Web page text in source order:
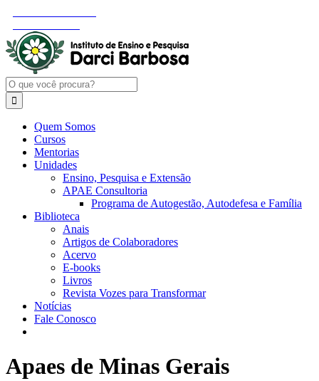
conteúdo
Buscar
resultados
para:
Quem Somos
Cursos
Mentorias
Unidades
Ensino, Pesquisa e Extensão
APAE Consultoria
Programa de Autogestão, Autodefesa e Família
Biblioteca
Anais
Artigos de Colaboradores
Acervo
E-books
Livros
Revista Vozes para Transformar
Notícias
Fale Conosco
Apaes de Minas Gerais